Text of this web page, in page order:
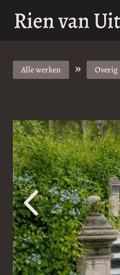
Alle werken » Overig
4